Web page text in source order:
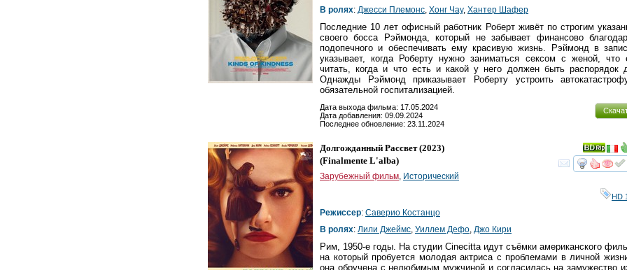
В ролях: Джесси Племонс, Хонг Чау, Хантер Шафер
Последние 10 лет офисный работник Роберт живёт по строгим
своего босса Рэймонда, который не забывает финансово
подопечного и обеспечивать ему красивую жизнь. Рэймонд в
указывает, когда Роберту нужно заниматься сексом с женой, что
читать, когда и что есть и какой у него должен быть распорядок
Однажды Рэймонд приказывает Роберту устроить
обязательной госпитализацией.
Дата выхода фильма: 17.05.2024
Дата добавления: 09.09.2024
Последнее обновление: 23.11.2024
Долгожданный Рассвет(2023)
(Finalmente L'alba)
Зарубежный фильм, Исторический
HD
Режиссер: Саверио Костанцо
В ролях: Лили Джеймс, Уиллем Дефо, Джо Кири
Рим, 1950-е годы. На студии Cinecitta идут съёмки американского
на который пробуется молодая актриса с проблемами в личной
она обручена с нелюбимым мужчиной и согласилась на замужество